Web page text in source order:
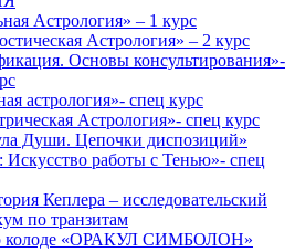
Астрология» – 1 курс
Астрология» – 2 курс
Основы консультирования»-
астрология»- спец курс
Астрология»- спец курс
Души. Цепочки диспозиций»
Искусство работы с Тенью»- спец
Кеплера – исследовательский
по транзитам
колоде «ОРАКУЛ СИМБОЛОН»